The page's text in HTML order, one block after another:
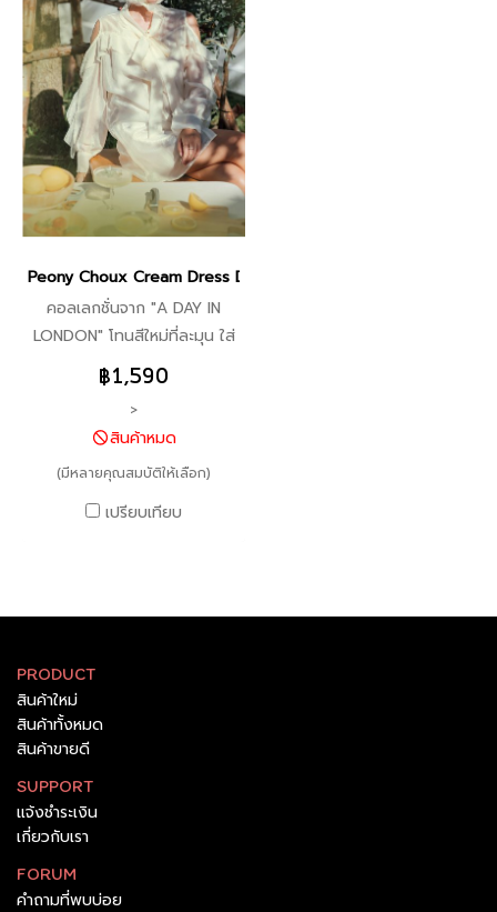
Peony Choux Cream Dress DI14101 (พร้อมส่ง)
คอลเลกชั่นจาก "A DAY IN
LONDON" โทนสีใหม่ที่ละมุน ใส่
แล้วขับผิวสวยออร่า แพทเทิร์น
และการตัดเย็บระดับพรีเมี่ยม ใช้
เทคนิคเย็บซ่อนตะเข็บทั้งตัว!
ดีไซน์เว้าไหล่ ผูกโบว์ big size
เรียบง่าย แต่ดูดี ตามสไตล์ผู้ดี
อังกฤษ มาพร้อมกับเดรสซับใน
เทม MUST HAVE ที่สาวๆ ควรมี
฿1,590
>
สินค้าหมด
(มีหลายคุณสมบัติให้เลือก)
เปรียบเทียบ
PRODUCT
สินค้าใหม่
สินค้าทั้งหมด
สินค้าขายดี
SUPPORT
แจ้งชำระเงิน
เกี่ยวกับเรา
FORUM
คำถามที่พบบ่อย